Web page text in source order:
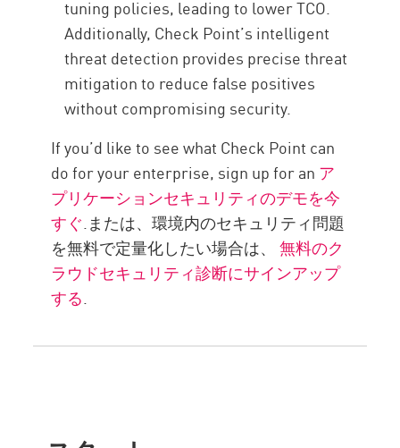
tuning policies, leading to lower TCO.
Additionally, Check Point’s intelligent
threat detection provides precise threat
mitigation to reduce false positives
without compromising security.
If you’d like to see what Check Point can
do for your enterprise, sign up for an ア
プリケーションセキュリティのデモを今
すぐ.または、環境内のセキュリティ問題
を無料で定量化したい場合は、無料のク
ラウドセキュリティ診断にサインアップ
する.